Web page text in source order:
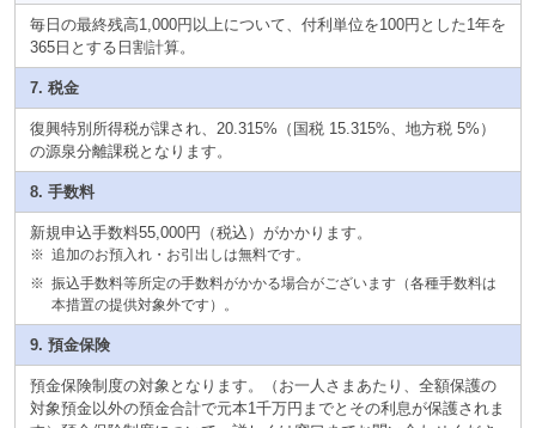
毎日の最終残高1,000円以上について、付利単位を100円とした1年を
365日とする日割計算。
7. 税金
復興特別所得税が課され、20.315%（国税 15.315%、地方税 5%）
の源泉分離課税となります。
8. 手数料
新規申込手数料55,000円（税込）がかかります。
※ 追加のお預入れ・お引出しは無料です。
※ 振込手数料等所定の手数料がかかる場合がございます（各種手数料は
本措置の提供対象外です）。
9. 預金保険
預金保険制度の対象となります。（お一人さまあたり、全額保護の
対象預金以外の預金合計で元本1千万円までとその利息が保護されま